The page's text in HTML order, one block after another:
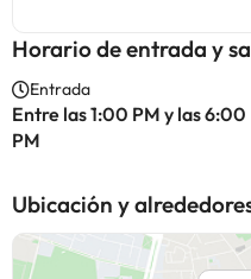
Horario de entrada y
Entrada
Entre las 1:00 PM y las 6:00
PM
Ubicación y